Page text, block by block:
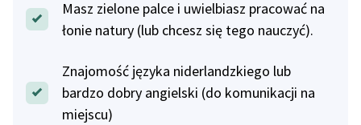
Masz zielone palce i uwielbiasz pracować na
łonie natury (lub chcesz się tego nauczyć).
Znajomość języka niderlandzkiego lub
bardzo dobry angielski (do komunikacji na
miejscu)